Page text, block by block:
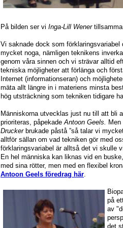
På bilden ser vi Inga-Lill Wener
Vi saknade dock som
mycket noga, nämligen teknikens
genom våra sinnen och vi strävar alltid
tekniska möjligheter att förlänga och
Internet (informationseran) och
mäta allt längre in i materiens minsta
hög utsträckning som tekniken tidigare
Människorna utvecklas just nu till att bli
prioriteras, påpekade Antoon Geels.
Druckerbrukade påstå ”så talar vi
alltför sällan om vad tekniken gör med
förklaringsvariabel är alltså det vi skulle
En hel människa kan liknas vid en
med sina rötter, men med en flexibel
Antoon Geels föredrag här
på
av
det